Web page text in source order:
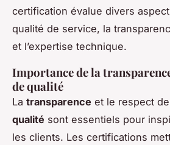
certification évalue divers
qualité de service, la
et l’expertise technique.
Importance de la
de qualité
La transparence et le respect
qualité sont essentiels pour
les clients. Les certifications